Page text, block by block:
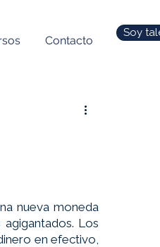
Contacto
Soy
nueva moneda
Los
en efectivo,